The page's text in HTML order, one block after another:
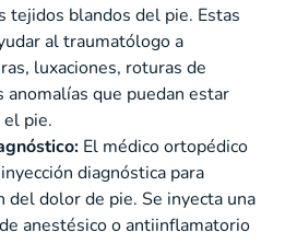
tejidos blandos del pie. Estas
al traumatólogo a
luxaciones, roturas de
que puedan estar
el pie.
El médico ortopédico
diagnóstica para
del dolor de pie. Se inyecta una
anestésico o antiinflamatorio